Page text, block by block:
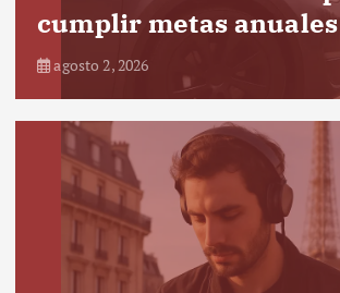
cumplir metas anuales
agosto 2, 2026